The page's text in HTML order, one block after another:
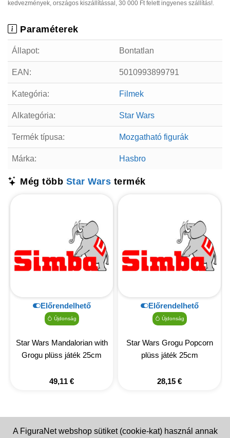
kedvezmények, országos kiszállítással, 30 000 Ft felett ingyenes szállítás!.
Paraméterek
Állapot: Bontatlan
EAN: 5010993899791
Kategória: Filmek
Alkategória: Star Wars
Termék típusa: Mozgatható figurák
Márka: Hasbro
Még több Star Wars termék
Előrendelhető
Újdonság
Star Wars Mandalorian with
Grogu plüss játék 25cm
49,11 €
Előrendelhető
Újdonság
Star Wars Grogu Popcorn
plüss játék 25cm
28,15 €
A FiguraNet webshop sütiket (cookie-kat) használ annak